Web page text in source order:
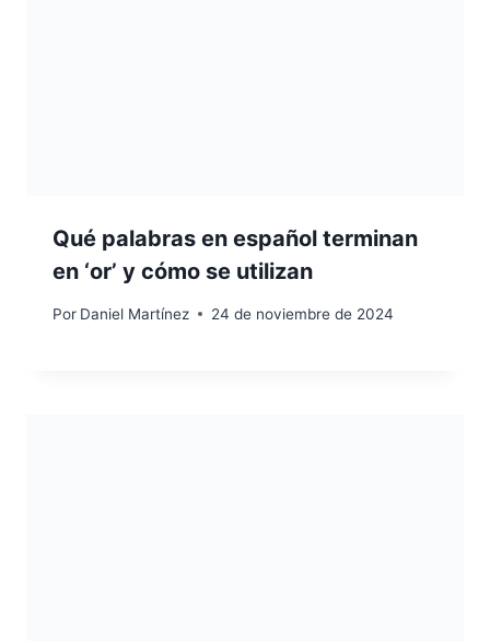
Qué palabras en español terminan
en ‘or’ y cómo se utilizan
Por Daniel Martínez 24 de noviembre de 2024